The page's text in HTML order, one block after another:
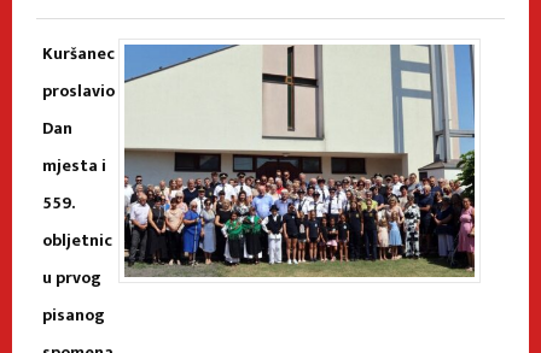
Kuršanec
proslavio
Dan
mjesta i
559.
obljetnic
u prvog
pisanog